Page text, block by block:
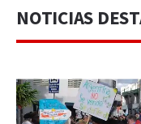
NOTICIAS